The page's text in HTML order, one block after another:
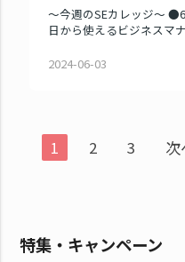
～今週のSEカレッジ～
日から使えるビジネスマ
2024-06-03
1 2 3 次
特集・キャンペーン